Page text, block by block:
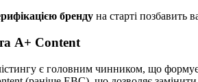
бренду на старті позбавить
A+ Content
є головним чинником, що